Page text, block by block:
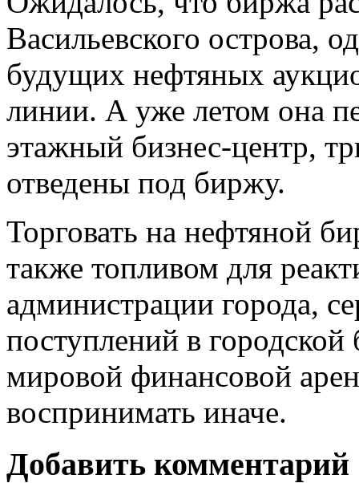
Васильевского острова,
будущих нефтяных
линии. А уже летом она
этажный бизнес-центр,
отведены под биржу.
Торговать на нефтяной
также топливом для
администрации города,
поступлений в
мировой финансовой
воспринимать иначе.
Добавить комментарий